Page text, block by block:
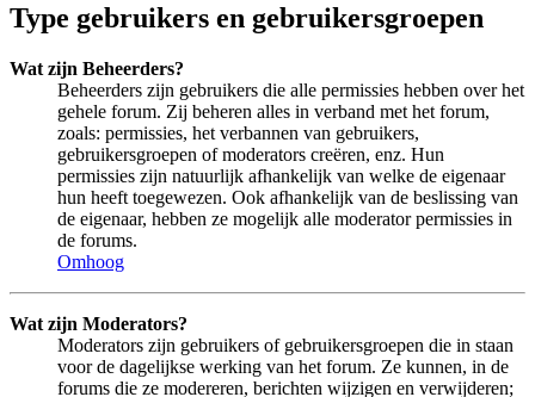
Type gebruikers en gebruikersgroepen
Wat zijn Beheerders?
Beheerders zijn gebruikers die alle permissies hebben over het
gehele forum. Zij beheren alles in verband met het forum,
zoals: permissies, het verbannen van gebruikers,
gebruikersgroepen of moderators creëren, enz. Hun
permissies zijn natuurlijk afhankelijk van welke de eigenaar
hun heeft toegewezen. Ook afhankelijk van de beslissing van
de eigenaar, hebben ze mogelijk alle moderator permissies in
de forums.
Omhoog
Wat zijn Moderators?
Moderators zijn gebruikers of gebruikersgroepen die in staan
voor de dagelijkse werking van het forum. Ze kunnen, in de
forums die ze modereren, berichten wijzigen en verwijderen;